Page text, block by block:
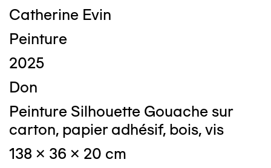
Catherine Evin
Peinture
2025
Don
Peinture Silhouette Gouache sur
carton, papier adhésif, bois, vis
138 x 36 x 20 cm